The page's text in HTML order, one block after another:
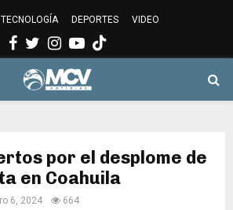
DEPORTES VIDEO
Facebook
Twitter
Instagram
Youtube
por el desplome de
en Coahuila
6, 2024 664